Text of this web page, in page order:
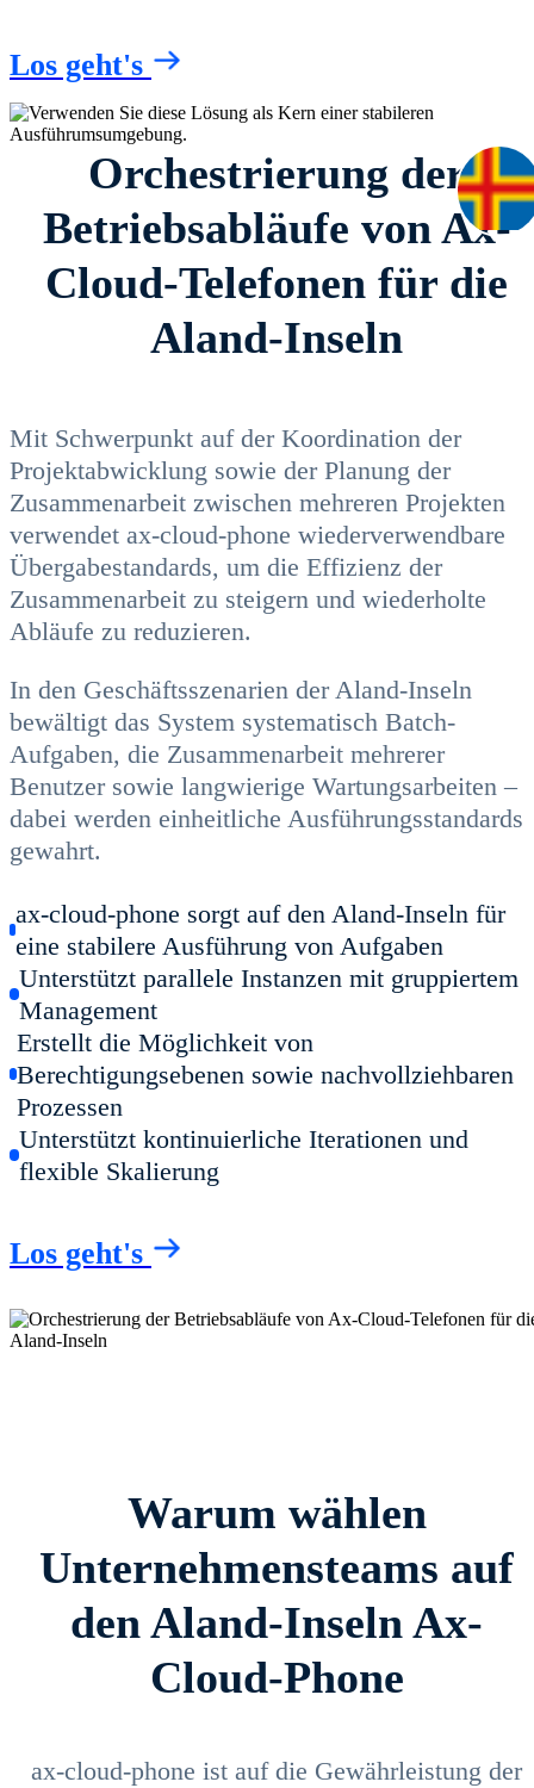
Los geht's
Orchestrierung der
Betriebsabläufe von Ax-
Cloud-Telefonen für die
Aland-Inseln
Mit Schwerpunkt auf der Koordination der
Projektabwicklung sowie der Planung der
Zusammenarbeit zwischen mehreren Projekten
verwendet ax-cloud-phone wiederverwendbare
Übergabestandards, um die Effizienz der
Zusammenarbeit zu steigern und wiederholte
Abläufe zu reduzieren.
In den Geschäftsszenarien der Aland-Inseln
bewältigt das System systematisch Batch-
Aufgaben, die Zusammenarbeit mehrerer
Benutzer sowie langwierige Wartungsarbeiten –
dabei werden einheitliche Ausführungsstandards
gewahrt.
ax-cloud-phone sorgt auf den Aland-Inseln für
eine stabilere Ausführung von Aufgaben
Unterstützt parallele Instanzen mit gruppiertem
Management
Erstellt die Möglichkeit von
Berechtigungsebenen sowie nachvollziehbaren
Prozessen
Unterstützt kontinuierliche Iterationen und
flexible Skalierung
Los geht's
Warum wählen
Unternehmensteams auf
den Aland-Inseln Ax-
Cloud-Phone
ax-cloud-phone ist auf die Gewährleistung der